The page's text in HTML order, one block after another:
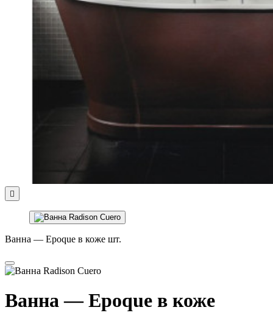

Ванна — Epoque в коже шт.
Ванна — Epoque в коже